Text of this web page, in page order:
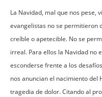
La Navidad, mal que nos pese,
evangelistas no se permitieron
creíble o apetecible. No se
irreal. Para ellos la Navidad no
esconderse frente a los
nos anuncian el nacimiento del
tragedia de dolor. Citando al